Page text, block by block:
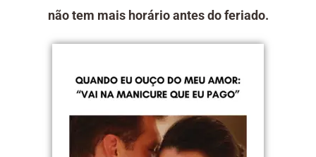
não tem mais horário antes do feriado.